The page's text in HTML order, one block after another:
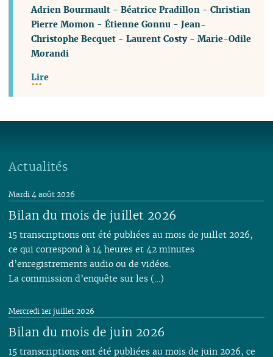
Adrien Bourmault -Béatrice Pradillon -Christian
Pierre Momon -Étienne Gonnu -Jean-
Christophe Becquet -Laurent Costy-Marie-Odile
Morandi
Lire
Actualités
Bilan du mois de juillet 2026
Mardi 4 août 2026
15 transcriptions ont été publiées au mois de juillet 2026,
ce qui correspond à 14 heures et 42 minutes
d’enregistrements audio ou de vidéos.
La commission d’enquête sur les (…)
Bilan du mois de juin 2026
Mercredi 1er juillet 2026
15 transcriptions ont été publiées au mois de juin 2026, ce